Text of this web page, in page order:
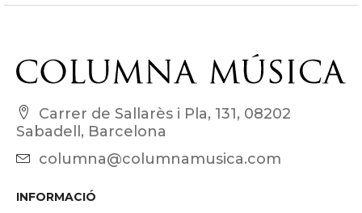
Carrer de Sallarès i Pla, 131, 08202
Sabadell, Barcelona
columna@columnamusica.com
INFORMACIÓ